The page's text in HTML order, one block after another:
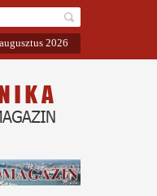
2026